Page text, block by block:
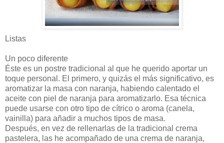
Listas
Un poco diferente
Éste es un postre tradicional al que he querido aportar un
toque personal. El primero, y quizás el más significativo, es
aromatizar la masa con naranja, habiendo calentado el
aceite con piel de naranja para aromatizarlo. Esa técnica
puede usarse con otro tipo de cítrico o aroma (canela,
vainilla) para añadir a muchos tipos de masa.
Después, en vez de rellenarlas de la tradicional crema
pastelera, las he acompañado de una crema de naranja,